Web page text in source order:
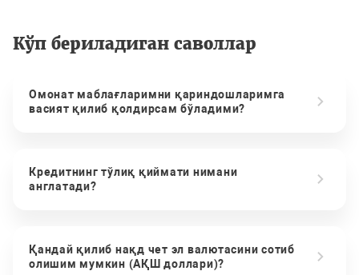
Кўп бериладиган саволлар
Омонат маблағларимни қариндошларимга
васият қилиб қолдирсам бўладими?
Кредитнинг тўлиқ қиймати нимани
англатади?
Қандай қилиб нақд чет эл валютасини сотиб
олишим мумкин (АҚШ доллари)?